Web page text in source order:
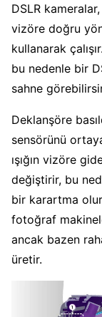
DSLR
vizöre doğru
kullanarak
bu nedenle bir
sahne
Deklanşöre
sensörünü
ışığın vizöre
değiştirir, bu
bir karartma
fotoğraf
ancak bazen
üretir.